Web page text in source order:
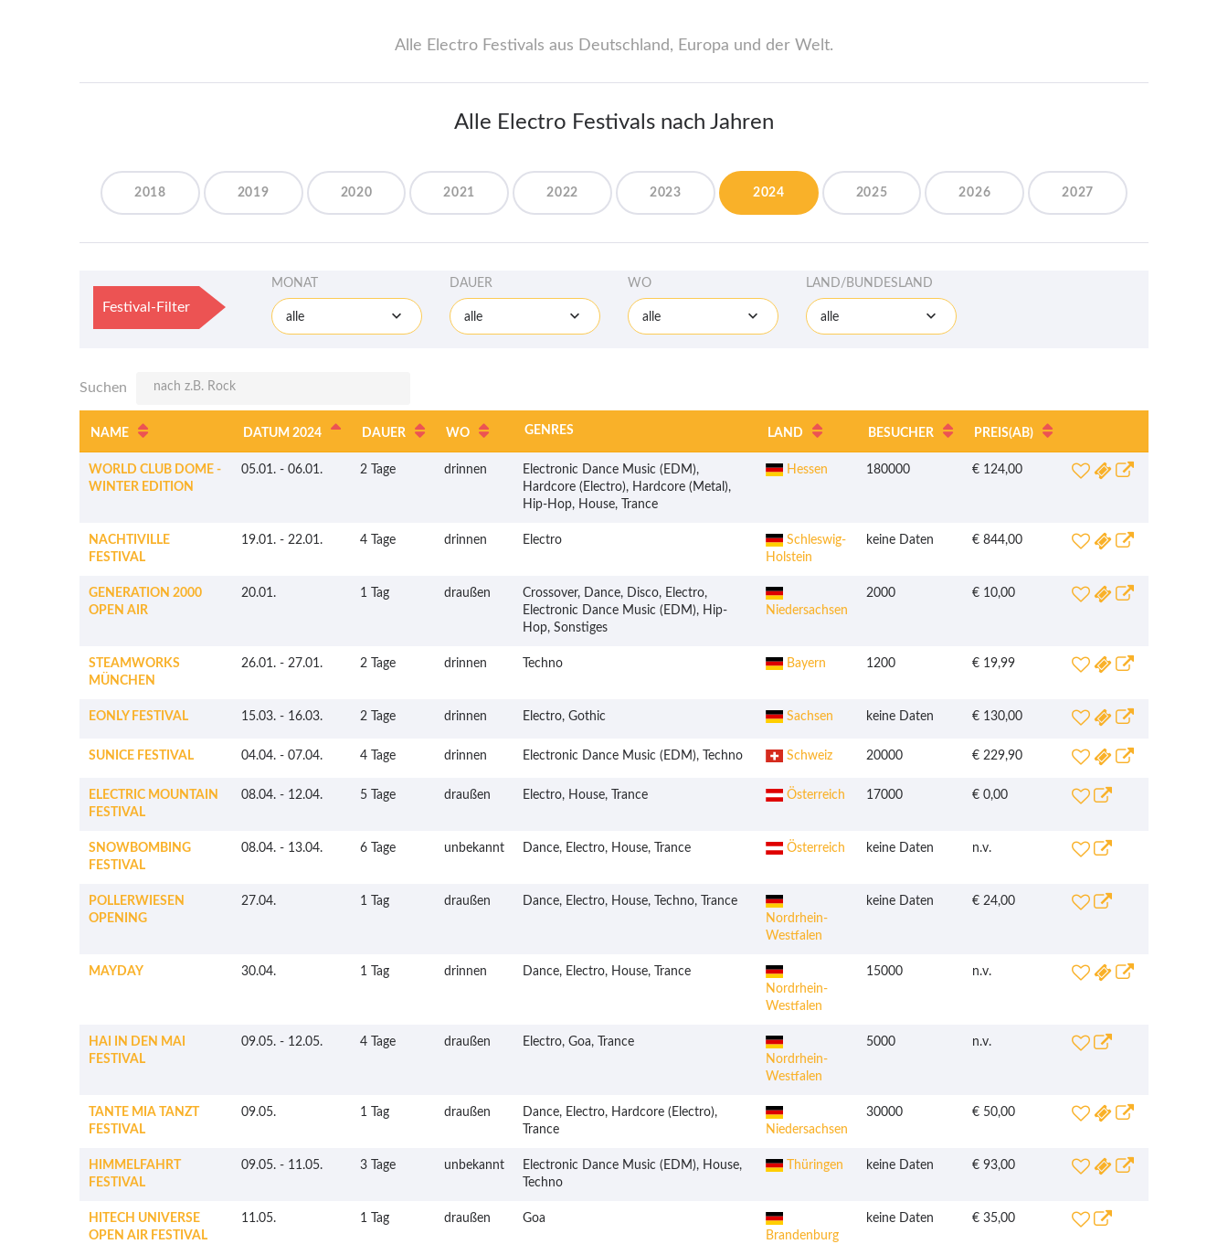
Alle Electro Festivals aus Deutschland, Europa und der Welt.
Alle Electro Festivals nach Jahren
2018 2019 2020 2021 2022 2023 2024 2025 2026 2027
Festival-Filter
MONAT
alle
DAUER
alle
WO
alle
LAND/BUNDESLAND
alle
Suchen
NAME DATUM 2024 DAUER WO GENRES LAND BESUCHER PREIS(AB)
WORLD CLUB DOME -
WINTER EDITION
05.01. - 06.01. 2 Tage drinnen
Electronic Dance Music (EDM),
Hardcore (Electro), Hardcore (Metal),
Hip-Hop, House, Trance
Hessen 180000 € 124,00
NACHTIVILLE
FESTIVAL
19.01. - 22.01. 4 Tage drinnen Electro
Schleswig-
Holstein
keine Daten € 844,00
GENERATION 2000
OPEN AIR
20.01. 1 Tag draußen
Crossover, Dance, Disco, Electro,
Electronic Dance Music (EDM), Hip-
Hop, Sonstiges
Niedersachsen
2000 € 10,00
STEAMWORKS
MÜNCHEN
26.01. - 27.01. 2 Tage drinnen Techno Bayern 1200 € 19,99
EONLY FESTIVAL 15.03. - 16.03. 2 Tage drinnen Electro, Gothic Sachsen keine Daten € 130,00
SUNICE FESTIVAL 04.04. - 07.04. 4 Tage drinnen Electronic Dance Music (EDM), Techno Schweiz 20000 € 229,90
ELECTRIC MOUNTAIN
FESTIVAL
08.04. - 12.04. 5 Tage draußen Electro, House, Trance Österreich 17000 € 0,00
SNOWBOMBING
FESTIVAL
08.04. - 13.04. 6 Tage unbekannt Dance, Electro, House, Trance Österreich keine Daten n.v.
POLLERWIESEN
OPENING
27.04. 1 Tag draußen
Dance, Electro, House, Techno, Trance
Nordrhein-
Westfalen
keine Daten € 24,00
MAYDAY 30.04. 1 Tag drinnen
Dance, Electro, House, Trance
Nordrhein-
Westfalen
15000 n.v.
HAI IN DEN MAI
FESTIVAL
09.05. - 12.05. 4 Tage draußen
Electro, Goa, Trance
Nordrhein-
Westfalen
5000 n.v.
TANTE MIA TANZT
FESTIVAL
09.05. 1 Tag draußen
Dance, Electro, Hardcore (Electro),
Trance
Niedersachsen
30000 € 50,00
HIMMELFAHRT
FESTIVAL
09.05. - 11.05. 3 Tage unbekannt
Electronic Dance Music (EDM), House,
Techno
Thüringen keine Daten € 93,00
HITECH UNIVERSE
OPEN AIR FESTIVAL
11.05. 1 Tag draußen
Goa
Brandenburg
keine Daten € 35,00